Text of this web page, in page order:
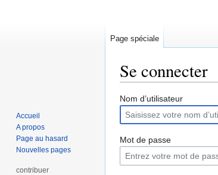
Se connecter
Aller
la
navigation
Aller
la
recherche
Nom d’utilisateur
Mot de passe
Page spéciale
Accueil
A propos
Page au hasard
Nouvelles pages
contribuer